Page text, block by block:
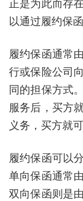
以通过履约保
履约保函通常
行或保险公司
同的担保方式
服务后，买方
义务，买方就
履约保函可以
单向保函通常
双向保函则是